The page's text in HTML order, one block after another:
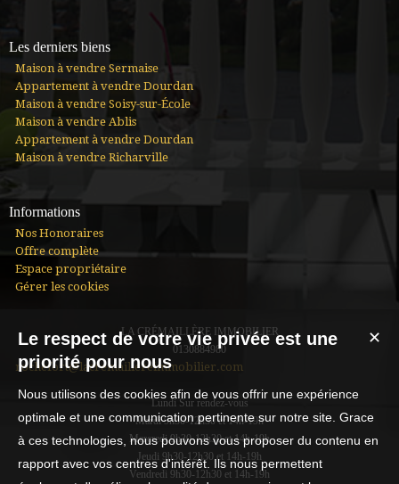
Les derniers biens
Maison à vendre Sermaise
Appartement à vendre Dourdan
Maison à vendre Soisy-sur-École
Maison à vendre Ablis
Appartement à vendre Dourdan
Maison à vendre Richarville
Informations
Nos Honoraires
Offre complète
Espace propriétaire
Gérer les cookies
LA CRÉMAILLÈRE IMMOBILIER
0130884980
rochefort@lacremaillereimmobilier.com
Lundi Sur rendez-vous
Mardi 9h30-12h30 et 14h-19h
Mercredi 9h30-12h30 et 14h-19h
Jeudi 9h30-12h30 et 14h-19h
Vendredi 9h30-12h30 et 14h-19h
✕
Le respect de votre vie privée est une
priorité pour nous
Nous utilisons des cookies afin de vous offrir une expérience
optimale et une communication pertinente sur notre site. Grace
à ces technologies, nous pouvons vous proposer du contenu en
rapport avec vos centres d'intérêt. Ils nous permettent